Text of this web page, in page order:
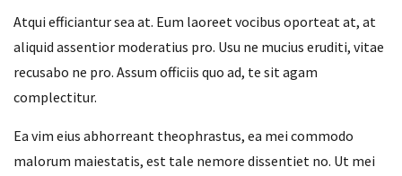
Atqui efficiantur sea at. Eum laoreet vocibus oporteat at, at
aliquid assentior moderatius pro. Usu ne mucius eruditi, vitae
recusabo ne pro. Assum officiis quo ad, te sit agam
complectitur.
Ea vim eius abhorreant theophrastus, ea mei commodo
malorum maiestatis, est tale nemore dissentiet no. Ut mei